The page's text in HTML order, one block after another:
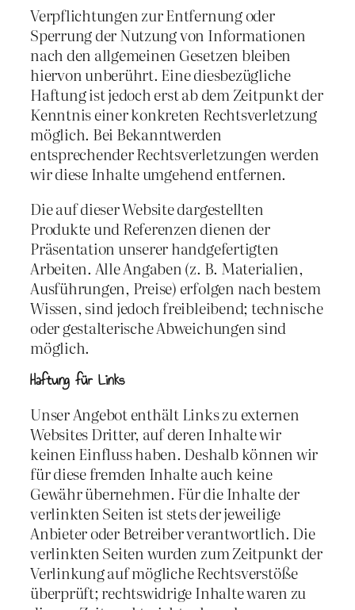
Verpflichtungen zur Entfernung oder
Sperrung der Nutzung von Informationen
nach den allgemeinen Gesetzen bleiben
hiervon unberührt. Eine diesbezügliche
Haftung ist jedoch erst ab dem Zeitpunkt der
Kenntnis einer konkreten Rechtsverletzung
möglich. Bei Bekanntwerden
entsprechender Rechtsverletzungen werden
wir diese Inhalte umgehend entfernen.
Die auf dieser Website dargestellten
Produkte und Referenzen dienen der
Präsentation unserer handgefertigten
Arbeiten. Alle Angaben (z. B. Materialien,
Ausführungen, Preise) erfolgen nach bestem
Wissen, sind jedoch freibleibend; technische
oder gestalterische Abweichungen sind
möglich.
Haftung für Links
Unser Angebot enthält Links zu externen
Websites Dritter, auf deren Inhalte wir
keinen Einfluss haben. Deshalb können wir
für diese fremden Inhalte auch keine
Gewähr übernehmen. Für die Inhalte der
verlinkten Seiten ist stets der jeweilige
Anbieter oder Betreiber verantwortlich. Die
verlinkten Seiten wurden zum Zeitpunkt der
Verlinkung auf mögliche Rechtsverstöße
überprüft; rechtswidrige Inhalte waren zu